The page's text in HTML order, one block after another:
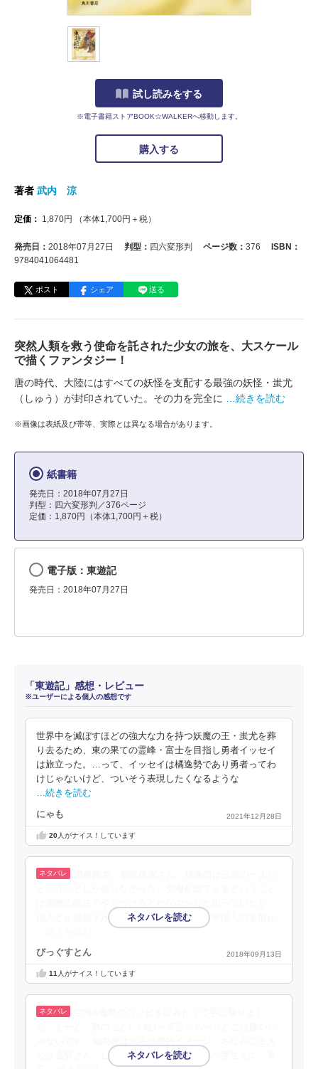
試し読みをする
※電子書籍ストアBOOK☆WALKERへ移動します。
購入する
著者 武内 涼
定価： 1,870円 （本体1,700円＋税）
発売日： 2018年07月27日 判型： 四六変形判 ページ数： 376
ISBN：
9784041064481
ポスト シェア 送る
突然人類を救う使命を託された少女の旅を、大スケール
で描くファンタジー！
唐の時代、大陸にはすべての妖怪を支配する最強の妖怪・蚩尤
（しゅう）が封印されていた。その力を完全に
…続きを読む
※画像は表紙及び帯等、実際とは異なる場合があります。
紙書籍
発売日：2018年07月27日
判型：四六変形判／376ページ
定価：1,870円（本体1,700円＋税）
電子版：東遊記
発売日：2018年07月27日
「東遊記」感想・レビュー
※ユーザーによる個人の感想です
世界中を滅ぼすほどの強大な力を持つ妖魔の王・蚩尤を葬
り去るため、東の果ての霊峰・富士を目指し勇者イッセイ
は旅立った。…って、イッセイは橘逸勢であり勇者ってわ
けじゃないけど、ついそう表現したくなるような
…続きを読む
にゃも 2021年12月28日
20人がナイス！しています
仙人とか道教？が出てきて予想外。しかも中国人の名前が
びっぐすとん 2018年09月13日
11 人がナイス！しています
公は逸勢さん。ヒロインの少女と淡い恋心が芽生えて。長